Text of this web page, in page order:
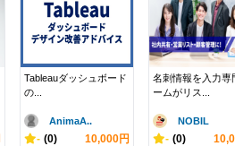
Tableauダッシュボード
の...
AnimaA..
- (0) 10,000円
名刺情報を入力専
ームがリス...
NOBIL
- (0)